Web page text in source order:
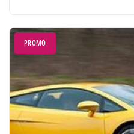
PROMO